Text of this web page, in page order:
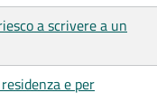
a scrivere a un
e per